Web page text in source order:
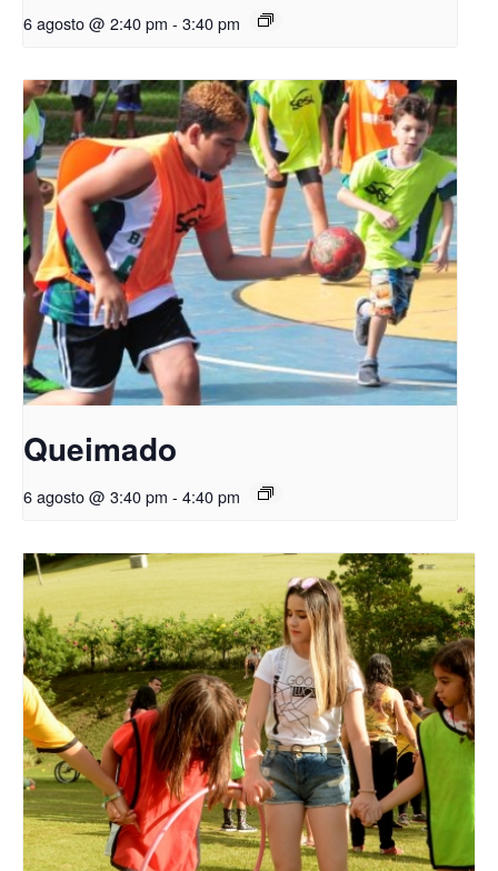
6 agosto @ 2:40 pm - 3:40 pm
Queimado
6 agosto @ 3:40 pm - 4:40 pm